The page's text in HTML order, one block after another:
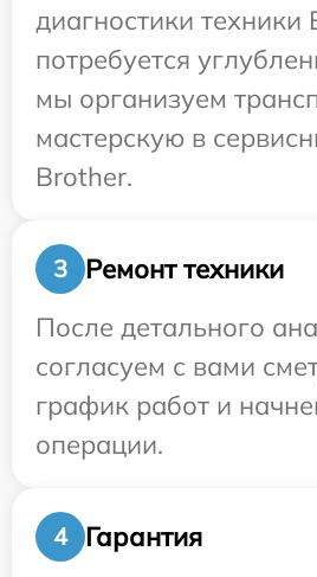
диагностики техники
потребуется
мы организуем
мастерскую в
Brother.
3
Ремонт техники
После детального
согласуем с вами
график работ и
операции.
4
Гарантия